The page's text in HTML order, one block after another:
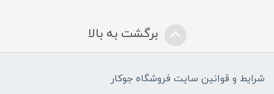
برگشت به بالا
شرایط و قوانین سایت فروشگاه جوکار